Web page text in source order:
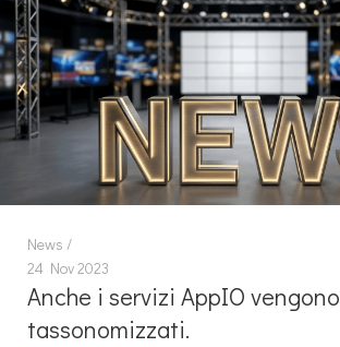
News
24 Nov 2023
Anche i servizi AppIO vengono
tassonomizzati.